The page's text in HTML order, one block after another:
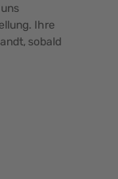
Ihre
sobald